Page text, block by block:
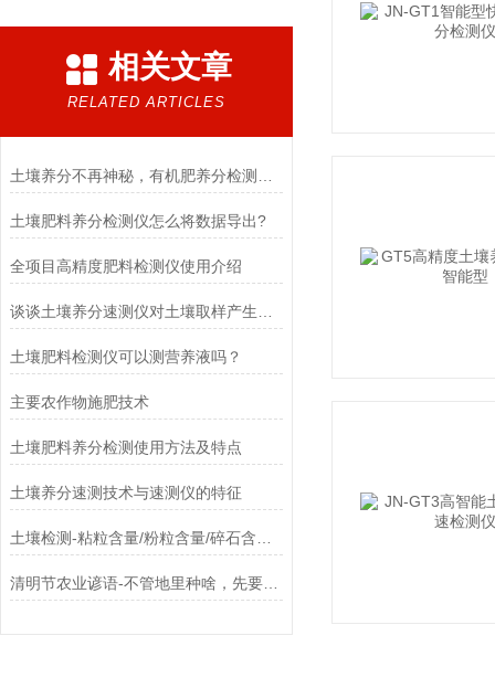
相关文章
RELATED ARTICLES
土壤肥料养分检测仪怎么将数据导出?
全项目高精度肥料检测仪使用介绍
土壤肥料检测仪可以测营养液吗？
主要农作物施肥技术
土壤肥料养分检测使用方法及特点
土壤养分速测技术与速测仪的特征
清明节农业谚语-不管地里种啥，先要测土施肥